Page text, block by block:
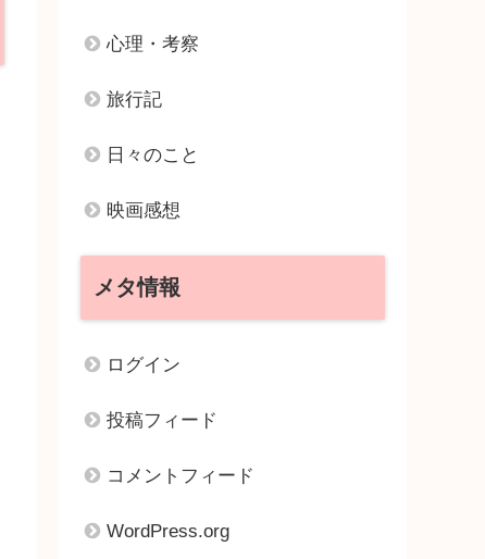
心理・考察
旅行記
日々のこと
映画感想
メタ情報
ログイン
投稿フィード
コメントフィード
WordPress.org